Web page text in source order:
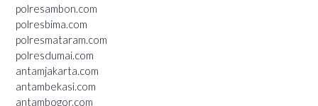
polresambon.com
polresbima.com
polresmataram.com
polresdumai.com
antamjakarta.com
antambekasi.com
antambogor.com